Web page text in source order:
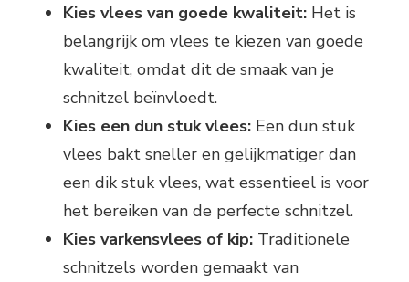
Kies vlees van goede kwaliteit: Het is
belangrijk om vlees te kiezen van goede
kwaliteit, omdat dit de smaak van je
schnitzel beïnvloedt.
Kies een dun stuk vlees: Een dun stuk
vlees bakt sneller en gelijkmatiger dan
een dik stuk vlees, wat essentieel is voor
het bereiken van de perfecte schnitzel.
Kies varkensvlees of kip: Traditionele
schnitzels worden gemaakt van